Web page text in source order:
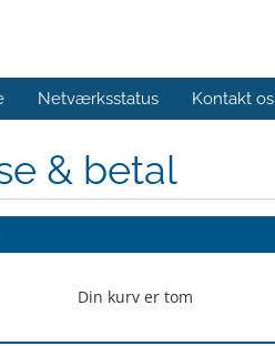
Netværksstatus Kontakt os
& betal
Din kurv er tom